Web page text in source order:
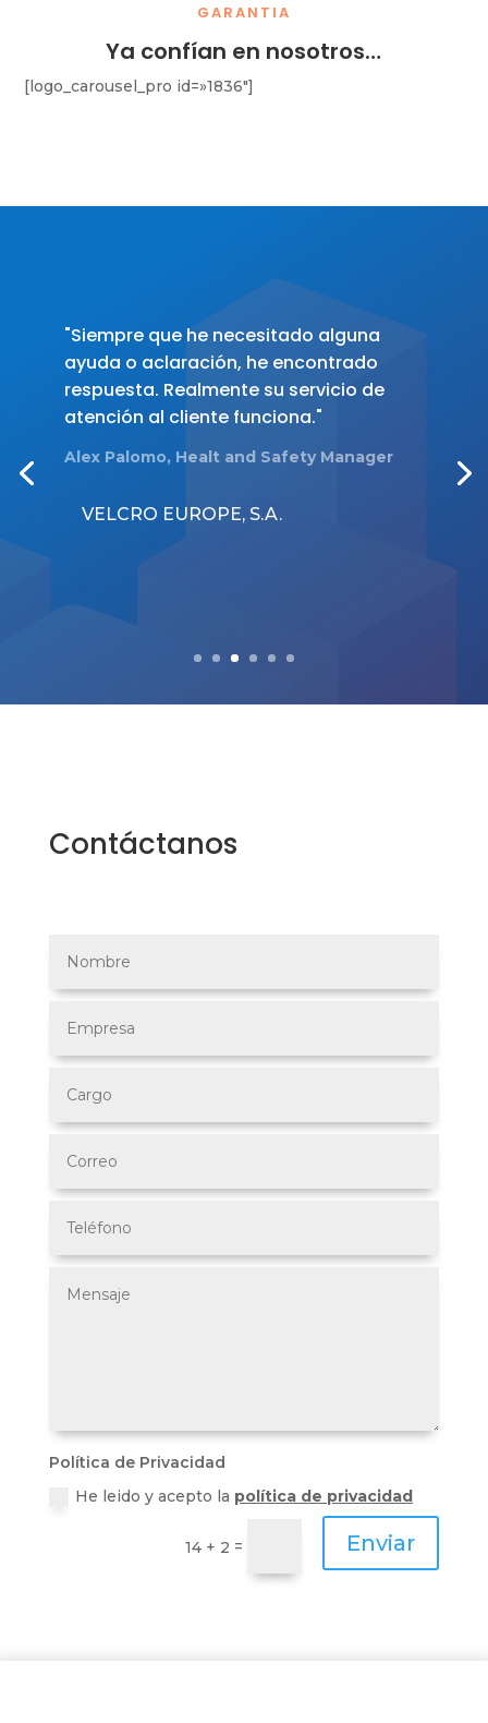
GARANTIA
Ya confían en nosotros…
[logo_carousel_pro id=»1836″]
"Siempre que he necesitado alguna
ayuda o aclaración, he encontrado
respuesta. Realmente su servicio de
atención al cliente funciona."
Alex Palomo, Healt and Safety Manager
VELCRO EUROPE, S.A.
Contáctanos
Política de Privacidad
He leido y acepto la política de privacidad
14 + 2 = Enviar